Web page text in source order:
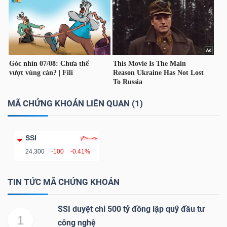
MÃ CHỨNG KHOÁN LIÊN QUAN (1)
SSI
24,300 -100 -0.41%
TIN TỨC MÃ CHỨNG KHOÁN
1
SSI duyệt chi 500 tỷ đồng lập quỹ đầu tư
công nghệ
TÀI
CHÍNH
NHÂN
PHÂN
VIETSTOCKFINANCE
MÔ